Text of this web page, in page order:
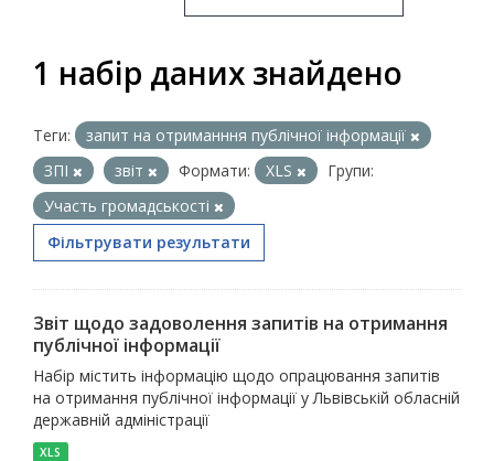
1 набір даних знайдено
Теги:
запит на отриманння публічної інформації
ЗПІ
звіт Формати: XLS
Групи:
Участь громадськості
Фільтрувати результати
Звіт щодо задоволення запитів на отримання
публічної інформації
Набір містить інформацію щодо опрацювання запитів
на отримання публічної інформації у Львівській обласній
державній адміністрації
XLS